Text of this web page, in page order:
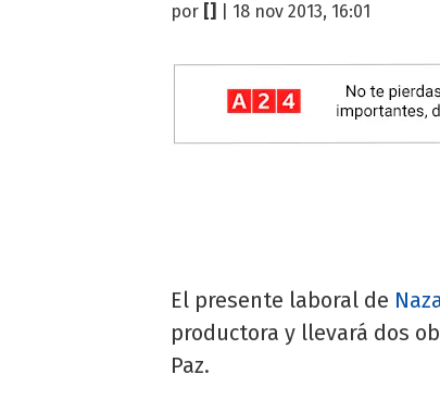
por | 18 nov 2013, 16:01
El presente laboral de
productora y llevará dos
Paz.